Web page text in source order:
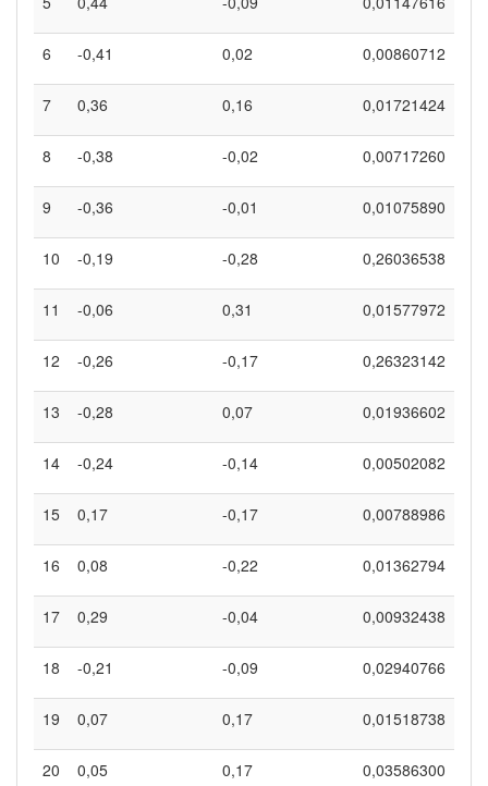
6 -0,41 0,02 0,00860712
7 0,36 0,16 0,01721424
8 -0,38 -0,02 0,00717260
9 -0,36 -0,01 0,01075890
10 -0,19 -0,28 0,26036538
11 -0,06 0,31 0,01577972
12 -0,26 -0,17 0,26323142
13 -0,28 0,07 0,01936602
14 -0,24 -0,14 0,00502082
15 0,17 -0,17 0,00788986
16 0,08 -0,22 0,01362794
17 0,29 -0,04 0,00932438
18 -0,21 -0,09 0,02940766
19 0,07 0,17 0,01518738
20 0,05 0,17 0,03586300